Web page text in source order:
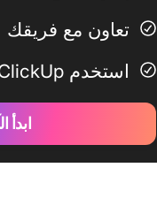
تعاون مع فريقك
استخدم ClickUp مجانًا—إلى الأبد
ابدأ